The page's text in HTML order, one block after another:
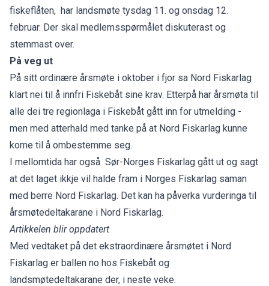
fiskeflåten, har landsmøte tysdag 11. og onsdag 12.
februar. Der skal medlemsspørmålet diskuterast og
stemmast over.
På veg ut
På sitt ordinære årsmøte i oktober i fjor sa Nord Fiskarlag
klart nei til å innfri Fiskebåt sine krav. Etterpå har årsmøta til
alle dei tre regionlaga i Fiskebåt gått inn for utmelding -
men med atterhald med tanke på at Nord Fiskarlag kunne
kome til å ombestemme seg.
I mellomtida har også Sør-Norges Fiskarlag gått ut og sagt
at det laget ikkje vil halde fram i Norges Fiskarlag saman
med berre Nord Fiskarlag. Det kan ha påverka vurderinga til
årsmøtedeltakarane i Nord Fiskarlag.
Artikkelen blir oppdatert
Med vedtaket på det ekstraordinære årsmøtet i Nord
Fiskarlag er ballen no hos Fiskebåt og
landsmøtedeltakarane der, i neste veke.